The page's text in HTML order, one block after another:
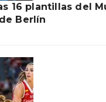
16 plantillas del
Berlín